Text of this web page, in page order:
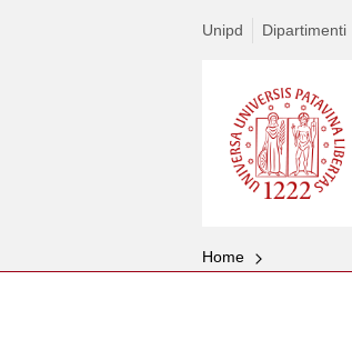
Unipd Dipartimenti
Home